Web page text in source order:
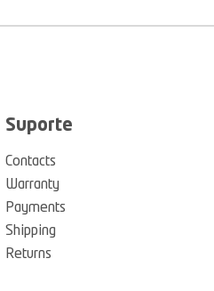
Suporte
Contacts
Warranty
Payments
Shipping
Returns